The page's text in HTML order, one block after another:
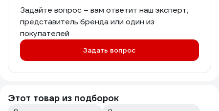
Задайте вопрос – вам ответит наш эксперт,
представитель бренда или один из
покупателей
Задать вопрос
Этот товар из подборок